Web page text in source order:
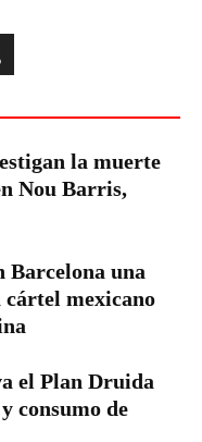
la muerte
Nou Barris,
Barcelona una
mexicano
el Plan Druida
consumo de